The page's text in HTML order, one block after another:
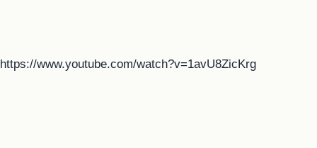
https://www.youtube.com/watch?v=1avU8ZicKrg